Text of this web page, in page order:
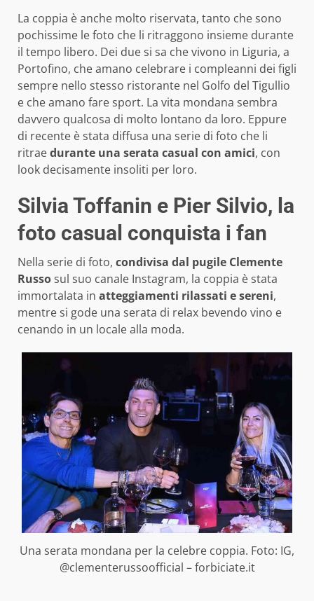
La coppia è anche molto riservata, tanto che sono
pochissime le foto che li ritraggono insieme durante
il tempo libero. Dei due si sa che vivono in Liguria, a
Portofino, che amano celebrare i compleanni dei figli
sempre nello stesso ristorante nel Golfo del Tigullio
e che amano fare sport. La vita mondana sembra
davvero qualcosa di molto lontano da loro. Eppure
di recente è stata diffusa una serie di foto che li
ritraedurante una serata casual con amici, con
look decisamente insoliti per loro.
Silvia Toffanin e Pier Silvio, la
foto casual conquista i fan
Nella serie di foto, condivisa dal pugile Clemente
Russosul suo canale Instagram, la coppia è stata
immortalata in atteggiamenti rilassati e sereni,
mentre si gode una serata di relax bevendo vino e
cenando in un locale alla moda.
Una serata mondana per la celebre coppia. Foto: IG,
@clementerussoofficial – forbiciate.it